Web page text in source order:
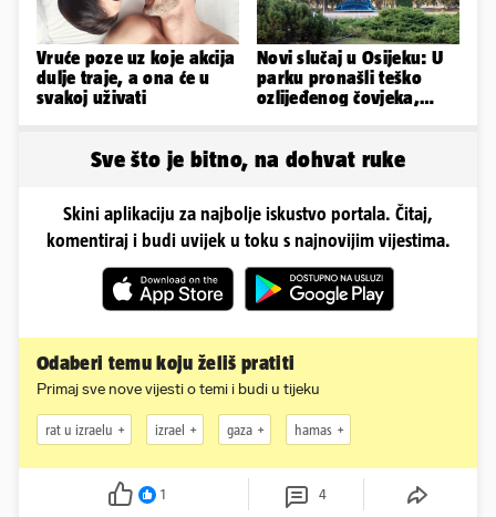
Vruće poze uz koje akcija
dulje traje, a ona će u
svakoj uživati
Novi slučaj u Osijeku: U
parku pronašli teško
ozlijeđenog čovjeka,
Sve što je bitno, na dohvat ruke
Skini aplikaciju za najbolje iskustvo portala. Čitaj,
komentiraj i budi uvijek u toku s najnovijim vijestima.
Odaberi temu koju želiš pratiti
Primaj sve nove vijesti o temi i budi u tijeku
rat u izraelu izrael gaza hamas
1 4